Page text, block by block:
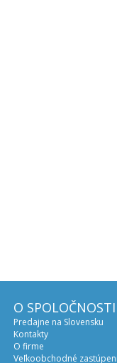
O SPOLOČNOSTI
Predajne na Slovensku
Kontakty
O firme
Veľkoobchodné